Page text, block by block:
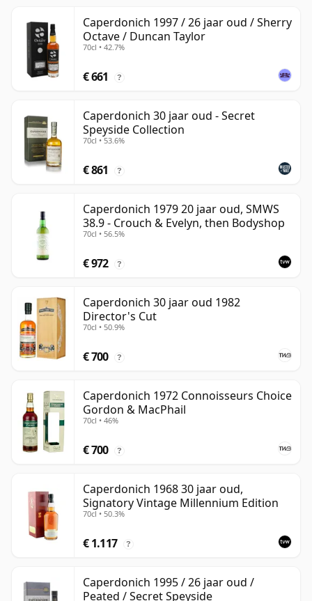
Caperdonich 1997 / 26 jaar oud / Sherry
Octave / Duncan Taylor
70cl • 42.7%
€ 661 ?
Caperdonich 30 jaar oud - Secret
Speyside Collection
70cl • 53.6%
€ 861 ?
Caperdonich 1979 20 jaar oud, SMWS
38.9 - Crouch & Evelyn, then Bodyshop
70cl • 56.5%
€ 972 ?
Caperdonich 30 jaar oud 1982
Director's Cut
70cl • 50.9%
€ 700 ?
Caperdonich 1972 Connoisseurs Choice
Gordon & MacPhail
70cl • 46%
€ 700 ?
Caperdonich 1968 30 jaar oud,
Signatory Vintage Millennium Edition
70cl • 50.3%
€ 1.117 ?
Caperdonich 1995 / 26 jaar oud /
Peated / Secret Speyside